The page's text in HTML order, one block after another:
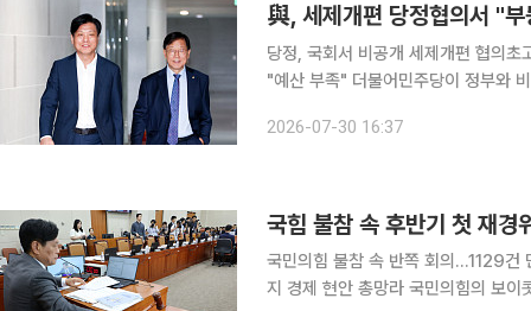
與, 세제개편 당정협의서 "
당정, 국회서 비공개 세제개편 협의
"예산 부족" 더불어민주당이 정부와 비공개 당정협의회를 열고 부동산 보유세 강화 방안에 대한 우
정경제부는 30일 오전 국회 의원회
2026-07-30 16:37
국민의힘 불참 속 반쪽 회의…1129건
지 경제 현안 총망라 국민의힘의 보이콧 속에 '반쪽 회의'로 열린 22대 국회 후반기 첫 재정경제기획